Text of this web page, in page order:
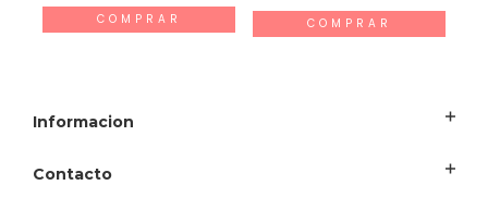
COMPRAR COMPRAR
Informacion
Contacto